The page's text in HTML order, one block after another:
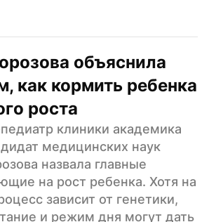
объяснила
как кормить ребенка
роста
клиники академика
медицинских наук
назвала главные
на рост ребенка. Хотя на
зависит от генетики,
и режим дня могут дать